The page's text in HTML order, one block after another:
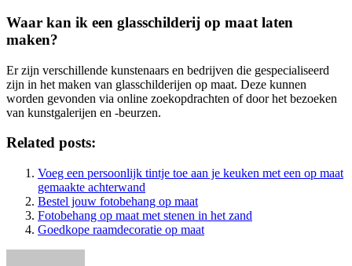
Waar kan ik een glasschilderij op maat laten
maken?
Er zijn verschillende kunstenaars en bedrijven die gespecialiseerd
zijn in het maken van glasschilderijen op maat. Deze kunnen
worden gevonden via online zoekopdrachten of door het bezoeken
van kunstgalerijen en -beurzen.
Related posts:
Voeg een persoonlijk tintje toe aan je keuken met een op maat
gemaakte achterwand
Bestel jouw fotobehang op maat
Fotobehang op maat met stenen in het zand
Goedkope raamdecoratie op maat